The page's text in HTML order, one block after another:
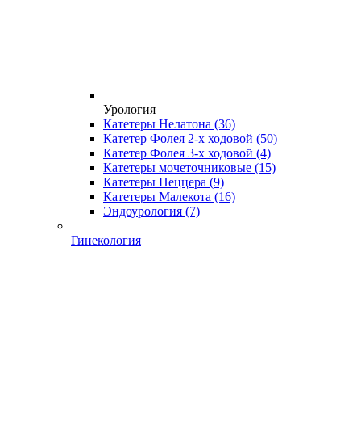
Урология
Катетеры Нелатона (36)
Катетер Фолея 2-х ходовой (50)
Катетер Фолея 3-х ходовой (4)
Катетеры мочеточниковые (15)
Катетеры Пеццера (9)
Катетеры Малекота (16)
Эндоурология (7)
Гинекология